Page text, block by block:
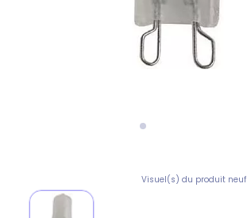
Visuel(s) du produit neuf